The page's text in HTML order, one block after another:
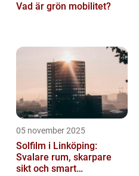
Vad är grön mobilitet?
05 november 2025
Solfilm i Linköping:
Svalare rum, skarpare
sikt och smart